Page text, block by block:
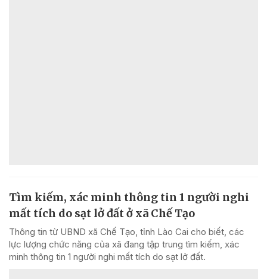
Tìm kiếm, xác minh thông tin 1 người nghi
mất tích do sạt lở đất ở xã Chế Tạo
Thông tin từ UBND xã Chế Tạo, tỉnh Lào Cai cho biết, các
lực lượng chức năng của xã đang tập trung tìm kiếm, xác
minh thông tin 1 người nghi mất tích do sạt lở đất.